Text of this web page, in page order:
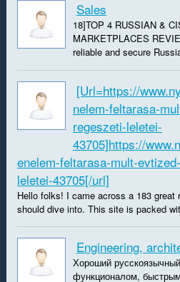
Sales
18]TOP 4 RUSSIAN &
MARKETPLACES
reliable and secure
[url=https://www.nyirport.hu/2023/08/torte
nelem-feltarasa-
regeszeti-leletei-
43705]https://
enelem-feltarasa-mult-
leletei-43705[/url]
Hello folks! I came across a 183 great
should dive into. This site is packed
Engineering,
Хороший
функционалом,